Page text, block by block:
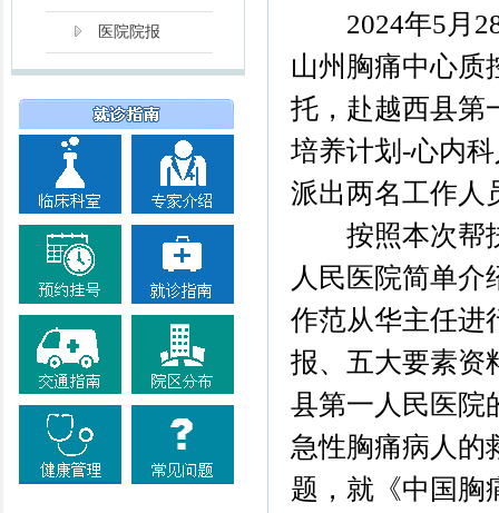
医院院报
2024年5月28
山州胸痛中心质
托，赴越西县第
培养计划-心内
派出两名工作人
按照本次帮扶
人民医院简单
作范从华主任进
报、五大要素资
县第一人民医院
急性胸痛病人的
题，就《中国胸